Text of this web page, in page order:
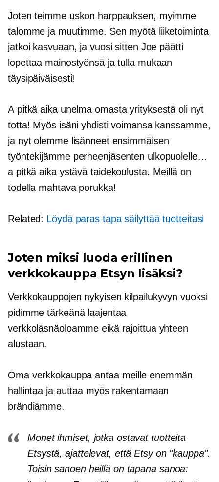
Joten teimme uskon harppauksen, myimme
talomme ja muutimme. Sen myötä liiketoiminta
jatkoi kasvuaan, ja vuosi sitten Joe päätti
lopettaa mainostyönsä ja tulla mukaan
täysipäiväisesti!
A pitkä aikaunelma omasta yrityksestä oli nyt
totta! Myös isäni yhdisti voimansa kanssamme,
ja nyt olemme lisänneet ensimmäisen
työntekijämme perheenjäsenten ulkopuolelle…
a pitkä aikaystävä taidekoulusta. Meillä on
todella mahtava porukka!
Related: Löydä paras tapa säilyttää tuotteitasi
Joten miksi luoda erillinen
verkkokauppa Etsyn lisäksi?
Verkkokauppojen nykyisen kilpailukyvyn vuoksi
pidimme tärkeänä laajentaa
verkkoläsnäoloamme eikä rajoittua yhteen
alustaan.
Oma verkkokauppa antaa meille enemmän
hallintaa ja auttaa myös rakentamaan
brändiämme.
Monet ihmiset, jotka ostavat tuotteita
Etsystä, ajattelevat, että Etsy on "kauppa".
Toisin sanoen heillä on tapana sanoa: